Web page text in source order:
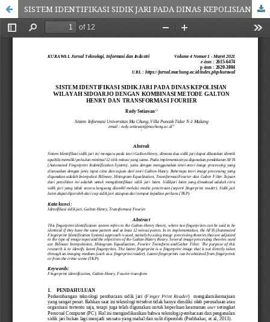
SISTEM IDENTIFIKASI SIDIK JARI PADA DINAS KEPOLISIAN WILAYAH SIDOARJO DENGAN KOMBINASI METODE GALTON HENRY DAN TRANSFORMASI FOURIER